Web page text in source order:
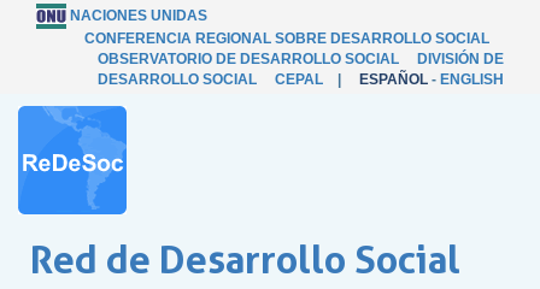
NACIONES UNIDAS
CONFERENCIA REGIONAL SOBRE DESARROLLO SOCIAL
OBSERVATORIO DE DESARROLLO SOCIAL
DIVISIÓN DE
DESARROLLO SOCIAL
CEPAL ESPAÑOL - ENGLISH
Red de Desarrollo Social